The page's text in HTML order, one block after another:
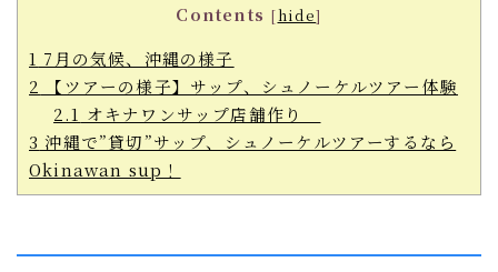
Contents [hide]
1 7月の気候、沖縄の様子
2
【ツアーの様子】サップ、シュノーケルツアー体験
2.1 オキナワンサップ店舗作り
3 沖縄で”貸切”サップ、シュノーケルツアーするなら
Okinawan sup！